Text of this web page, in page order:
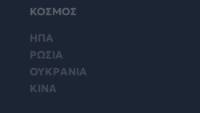
ΚΟΣΜΟΣ
ΗΠΑ
ΡΩΣΙΑ
ΟΥΚΡΑΝΙΑ
ΚΙΝΑ